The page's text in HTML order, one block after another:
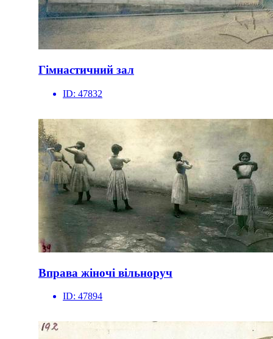
Гімнастичний зал
ID: 47832
Вправа жіночі вільноруч
ID: 47894